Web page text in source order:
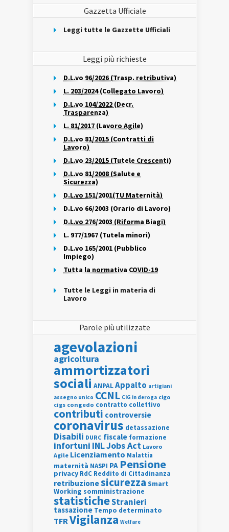
Gazzetta Ufficiale
Leggi tutte le Gazzette Ufficiali
Leggi più richieste
D.L.vo 96/2026 (Trasp. retributiva)
L. 203/2024 (Collegato Lavoro)
D.L.vo 104/2022 (Decr.
Trasparenza)
L. 81/2017 (Lavoro Agile)
D.L.vo 81/2015 (Contratti di
Lavoro)
D.L.vo 23/2015 (Tutele Crescenti)
D.L.vo 81/2008 (Salute e
Sicurezza)
D.L.vo 151/2001(TU Maternità)
D.L.vo 66/2003 (Orario di Lavoro)
D.L.vo 276/2003 (Riforma Biagi)
L. 977/1967 (Tutela minori)
D.L.vo 165/2001 (Pubblico
Impiego)
Tutta la normativa COVID-19
Tutte le Leggi in materia di
Lavoro
Parole più utilizzate
agevolazioni
agricoltura
ammortizzatori
sociali ANPALAppalto artigiani
assegno unico CCNL CIG in deroga cigo
cigs congedo contratto collettivo
contributi controversie
coronavirus detassazione
Disabili DURC fiscale formazione
infortuni INLJobs Act Lavoro
Agile Licenziamento Malattia
maternità NASPI PA Pensione
privacy RdC Reddito di Cittadinanza
retribuzionesicurezza Smart
Working somministrazione
statisticheStranieri
tassazione Tempo determinato
TFRVigilanza Welfare